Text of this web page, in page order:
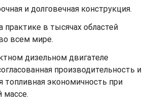
и долговечная конструкция.
практике в тысячах областей
всем мире.
дизельном двигателе
производительность и
топливная экономичность при
массе.